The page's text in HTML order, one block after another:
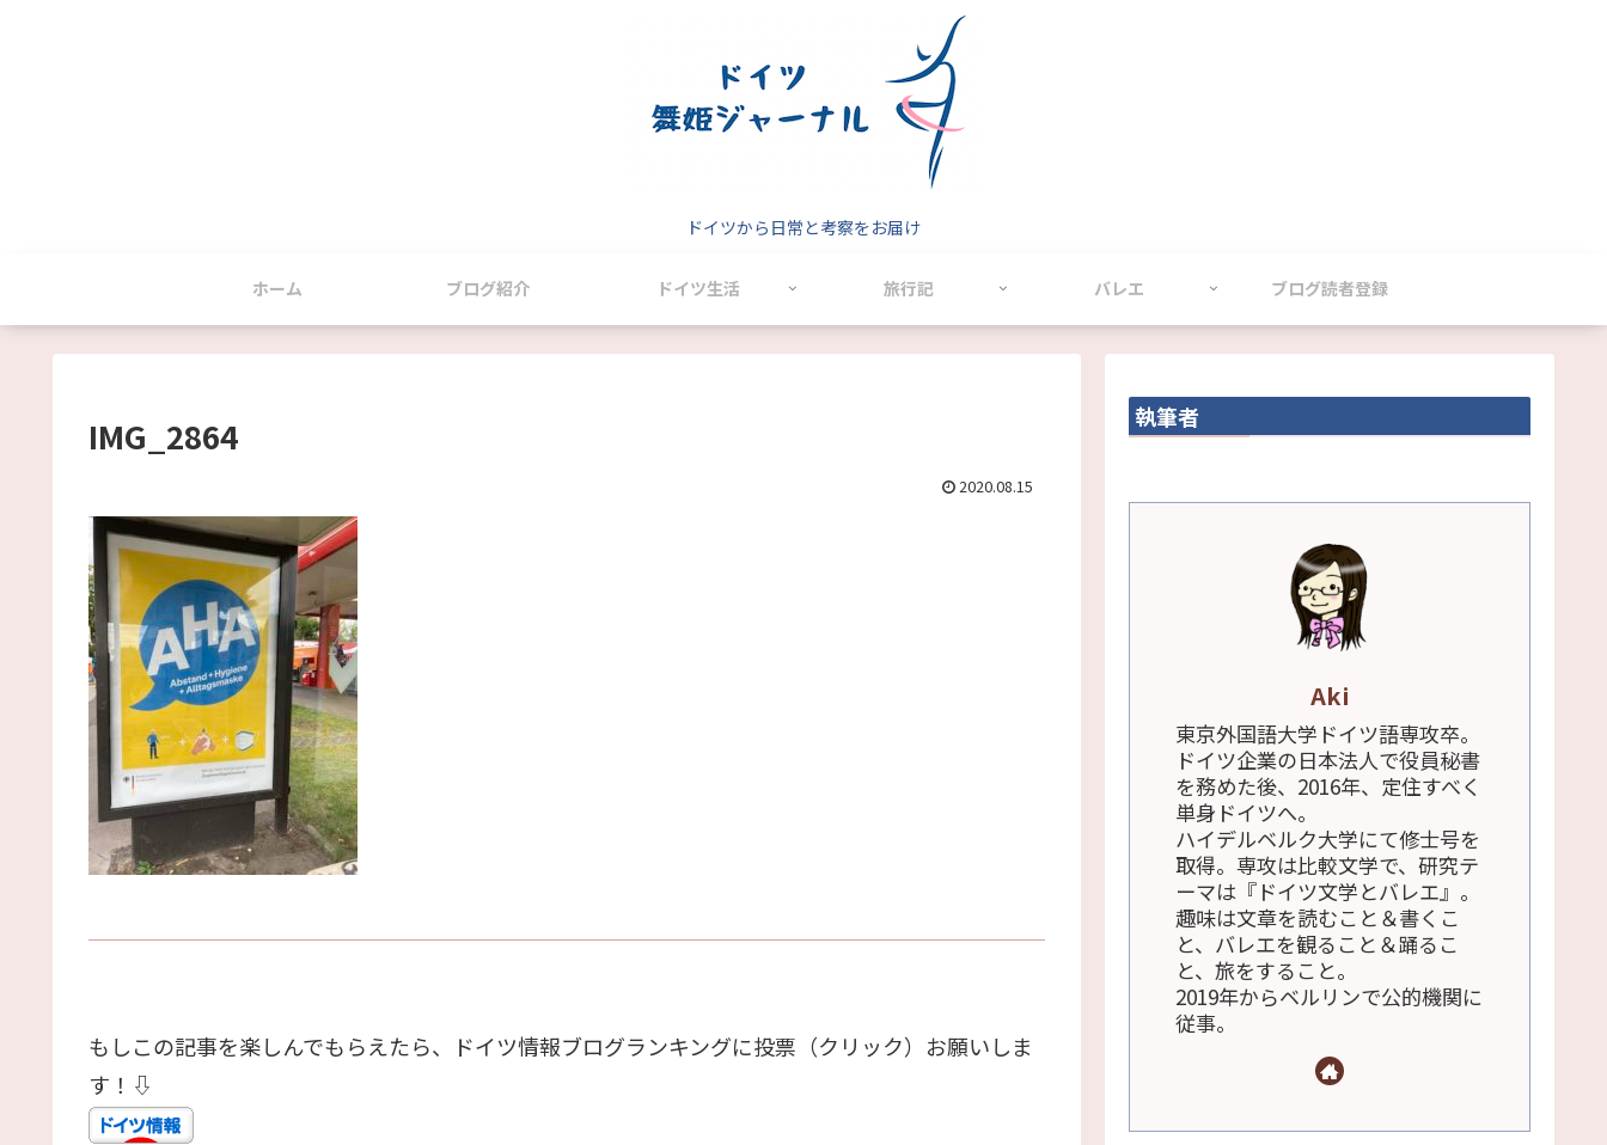
ドイツから日常と考察をお届け
ホーム ブログ紹介 ドイツ生活 旅行記 バレエ ブログ読者登録
IMG_2864
2020.08.15
もしこの記事を楽しんでもらえたら、ドイツ情報ブログランキングに投票（クリック）お願いしま
す！⇩
執筆者
Aki
東京外国語大学ドイツ語専攻卒。
ドイツ企業の日本法人で役員秘書
を務めた後、2016年、定住すべく
単身ドイツへ。
ハイデルベルク大学にて修士号を
取得。専攻は比較文学で、研究テ
ーマは『ドイツ文学とバレエ』。
趣味は文章を読むこと＆書くこ
と、バレエを観ること＆踊るこ
と、旅をすること。
2019年からベルリンで公的機関に
従事。